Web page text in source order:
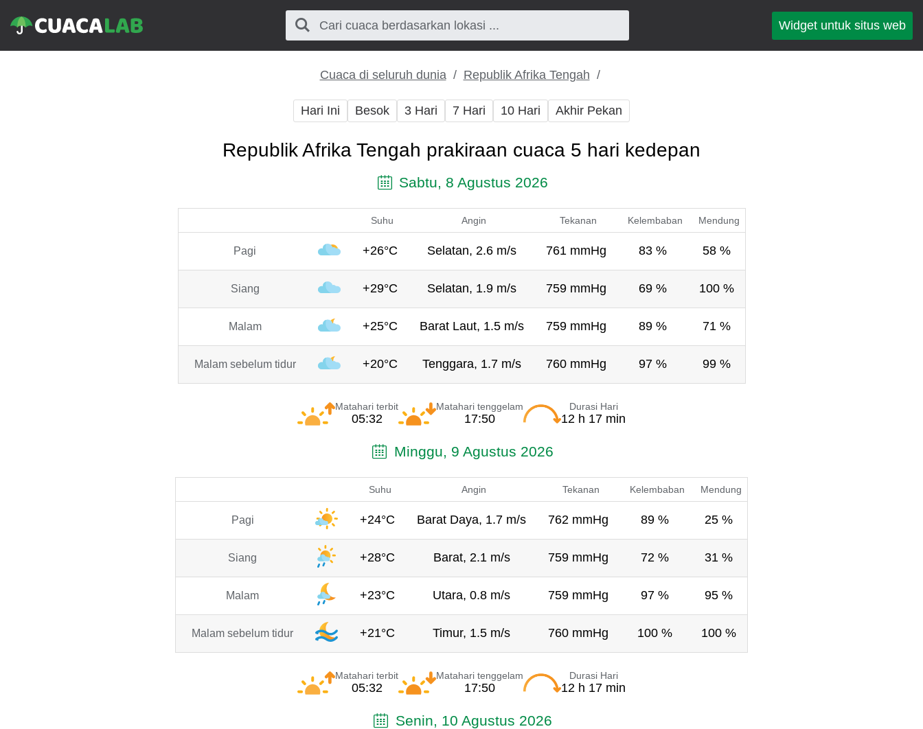
Widget untuk situs web
Cuaca di seluruh dunia Republik Afrika Tengah
Hari Ini Besok 3 Hari 7 Hari 10 Hari Akhir Pekan
Republik Afrika Tengah prakiraan cuaca 5 hari kedepan
Sabtu, 8 Agustus 2026
Suhu Angin Tekanan Kelembaban Mendung
Pagi +26°C Selatan, 2.6 m/s 761 mmHg 83 % 58 %
Siang +29°C Selatan, 1.9 m/s 759 mmHg 69 % 100 %
Malam +25°C Barat Laut, 1.5 m/s 759 mmHg 89 % 71 %
Malam sebelum tidur +20°C Tenggara, 1.7 m/s 760 mmHg 97 % 99 %
Matahari terbit
05:32
Matahari tenggelam
17:50
Durasi Hari
12 h 17 min
Minggu, 9 Agustus 2026
Suhu Angin Tekanan Kelembaban Mendung
Pagi +24°C Barat Daya, 1.7 m/s 762 mmHg 89 % 25 %
Siang +28°C Barat, 2.1 m/s 759 mmHg 72 % 31 %
Malam +23°C Utara, 0.8 m/s 759 mmHg 97 % 95 %
Malam sebelum tidur +21°C Timur, 1.5 m/s 760 mmHg 100 % 100 %
Matahari terbit
05:32
Matahari tenggelam
17:50
Durasi Hari
12 h 17 min
Senin, 10 Agustus 2026